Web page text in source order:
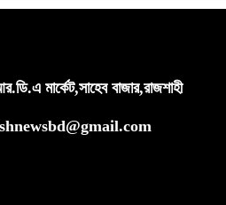
মার্কেট,সাহেব বাজার,রাজশাহী